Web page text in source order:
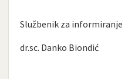
Službenik za informiranje
dr.sc. Danko Biondić